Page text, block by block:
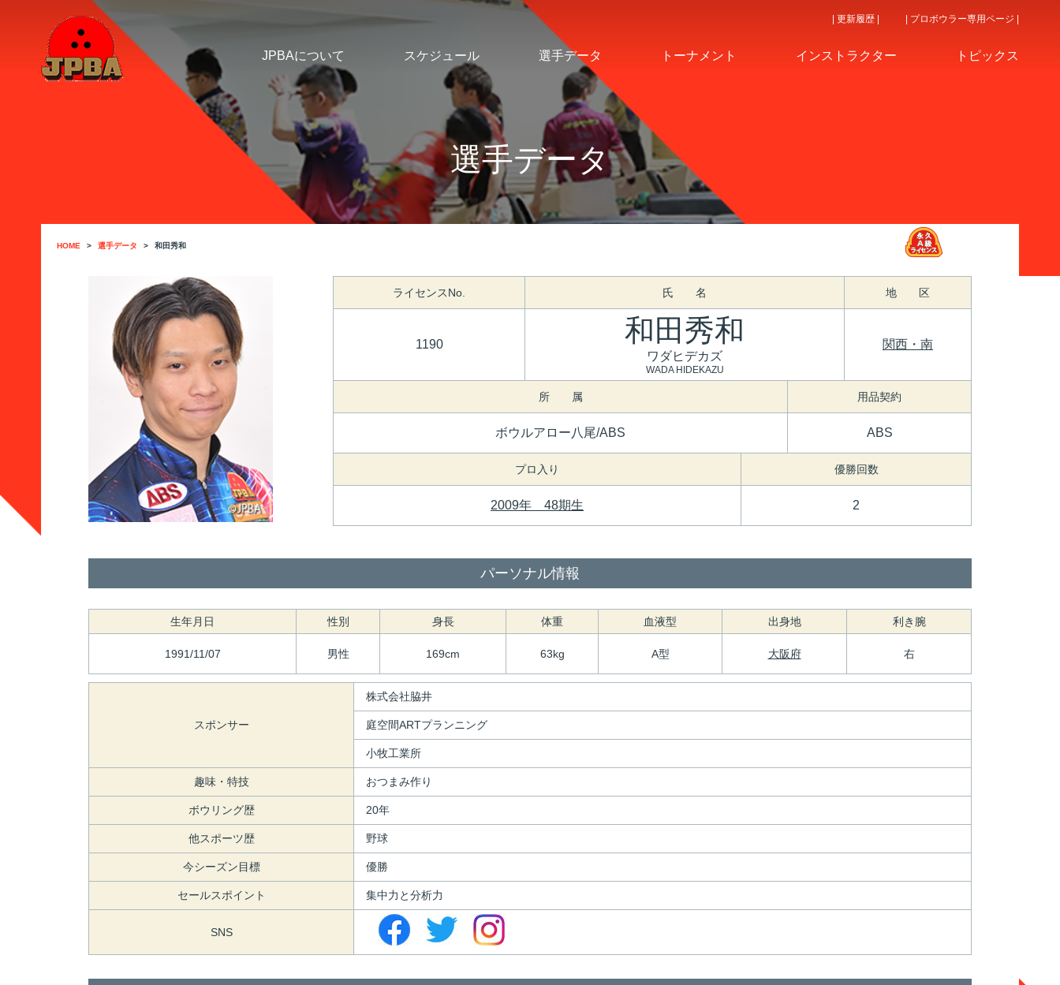
JPBAについて スケジュール 選手データ トーナメント インストラクター トピックス
| 更新履歴 | | プロボウラー専用ページ |
選手データ
HOME 選手データ 和田秀和
ライセンスNo. 氏 名 地 区
1190 和田秀和
ワダヒデカズ
WADA HIDEKAZU
関西・南
所 属 用品契約
ボウルアロー八尾/ABS ABS
プロ入り 優勝回数
2009年 48期生 2
パーソナル情報
生年月日 性別 身長 体重 血液型 出身地 利き腕
1991/11/07 男性 169cm 63kg A型 大阪府 右
スポンサー
株式会社脇井
庭空間ARTプランニング
小牧工業所
趣味・特技 おつまみ作り
ボウリング歴 20年
他スポーツ歴 野球
今シーズン目標 優勝
セールスポイント 集中力と分析力
SNS